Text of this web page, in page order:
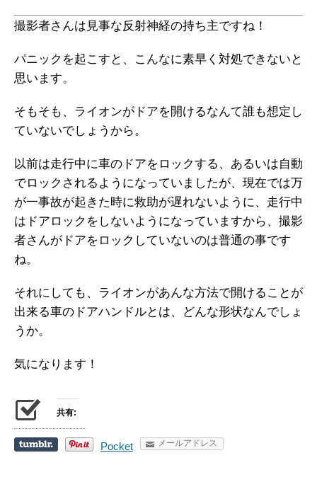
撮影者さんは見事な反射神経の持ち主ですね！
パニックを起こすと、こんなに素早く対処できないと
思います。
そもそも、ライオンがドアを開けるなんて誰も想定し
ていないでしょうから。
以前は走行中に車のドアをロックする、あるいは自動
でロックされるようになっていましたが、現在では万
が一事故が起きた時に救助が遅れないように、走行中
はドアロックをしないようになっていますから、撮影
者さんがドアをロックしていないのは普通の事です
ね。
それにしても、ライオンがあんな方法で開けることが
出来る車のドアハンドルとは、どんな形状なんでしょ
うか。
気になります！
共有:
Pocket メールアドレス